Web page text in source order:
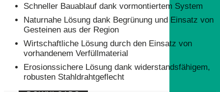
Schneller Bauablauf dank vormontiertem System
Naturnahe Lösung dank Begrünung und Einsatz von
Gesteinen aus der Region
Wirtschaftliche Lösung durch den Einsatz von
vorhandenem Verfüllmaterial
Erosionssichere Lösung dank widerstandsfähigem,
robusten Stahldrahtgeflecht